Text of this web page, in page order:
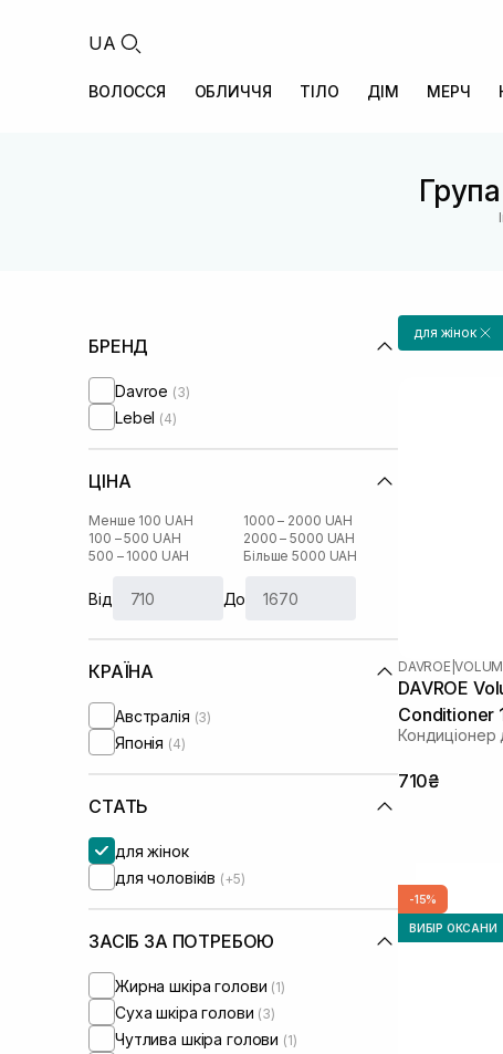
UA
ВОЛОССЯ ОБЛИЧЧЯ ТІЛО ДІМ МЕРЧ
БРЕНД
Davroe (3)
Lebel (4)
ЦІНА
Менше 100 UAH
100 – 500 UAH
500 – 1000 UAH
1000 – 2000 UAH
2000 – 5000 UAH
Більше 5000 UAH
Від До
КРАЇНА
Австралія (3)
Японія (4)
СТАТЬ
для жінок
для чоловіків (+5)
ЗАСІБ ЗА ПОТРЕБОЮ
Жирна шкіра голови (1)
Суха шкіра голови (3)
Чутлива шкіра голови (1)
для жінок
DAVROE |
DAVROE
Conditioner
Кондиціонер
710₴
-15%
ВИБІР ОКСАНИ